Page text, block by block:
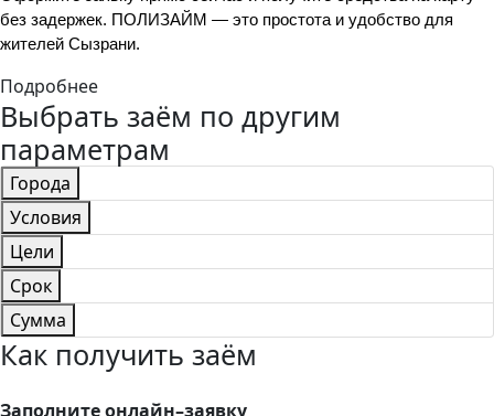
без задержек. ПОЛИЗАЙМ — это простота и удобство для
жителей Сызрани.
Подробнее
Выбрать заём по другим
параметрам
Города
Условия
Цели
Срок
Сумма
Как получить заём
Заполните онлайн–заявку